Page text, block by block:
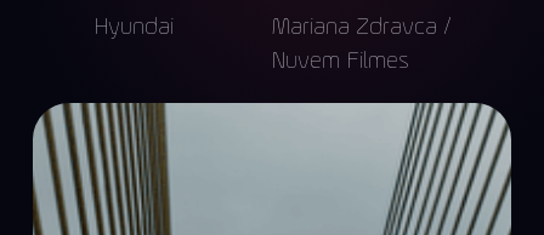
Hyundai
Mariana Zdravca /
Nuvem Filmes